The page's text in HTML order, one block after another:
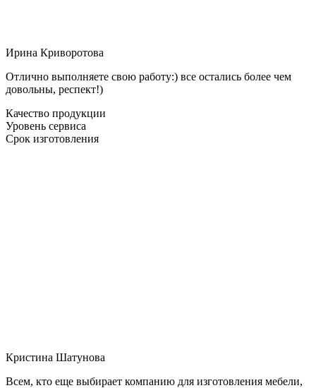
Ирина Криворотова
Отлично выполняете свою работу:) все остались более чем
довольны, респект!)
Качество продукции
Уровень сервиса
Срок изготовления
Кристина Шатунова
Всем, кто еще выбирает компанию для изготовления мебели,